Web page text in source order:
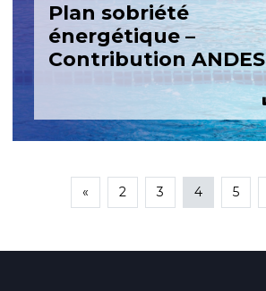
Plan sobriété
énergétique –
Contribution ANDES
« 2 3 4 5